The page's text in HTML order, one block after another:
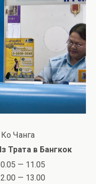
Чанга
Трата в Бангкок
— 11.05
— 13.00